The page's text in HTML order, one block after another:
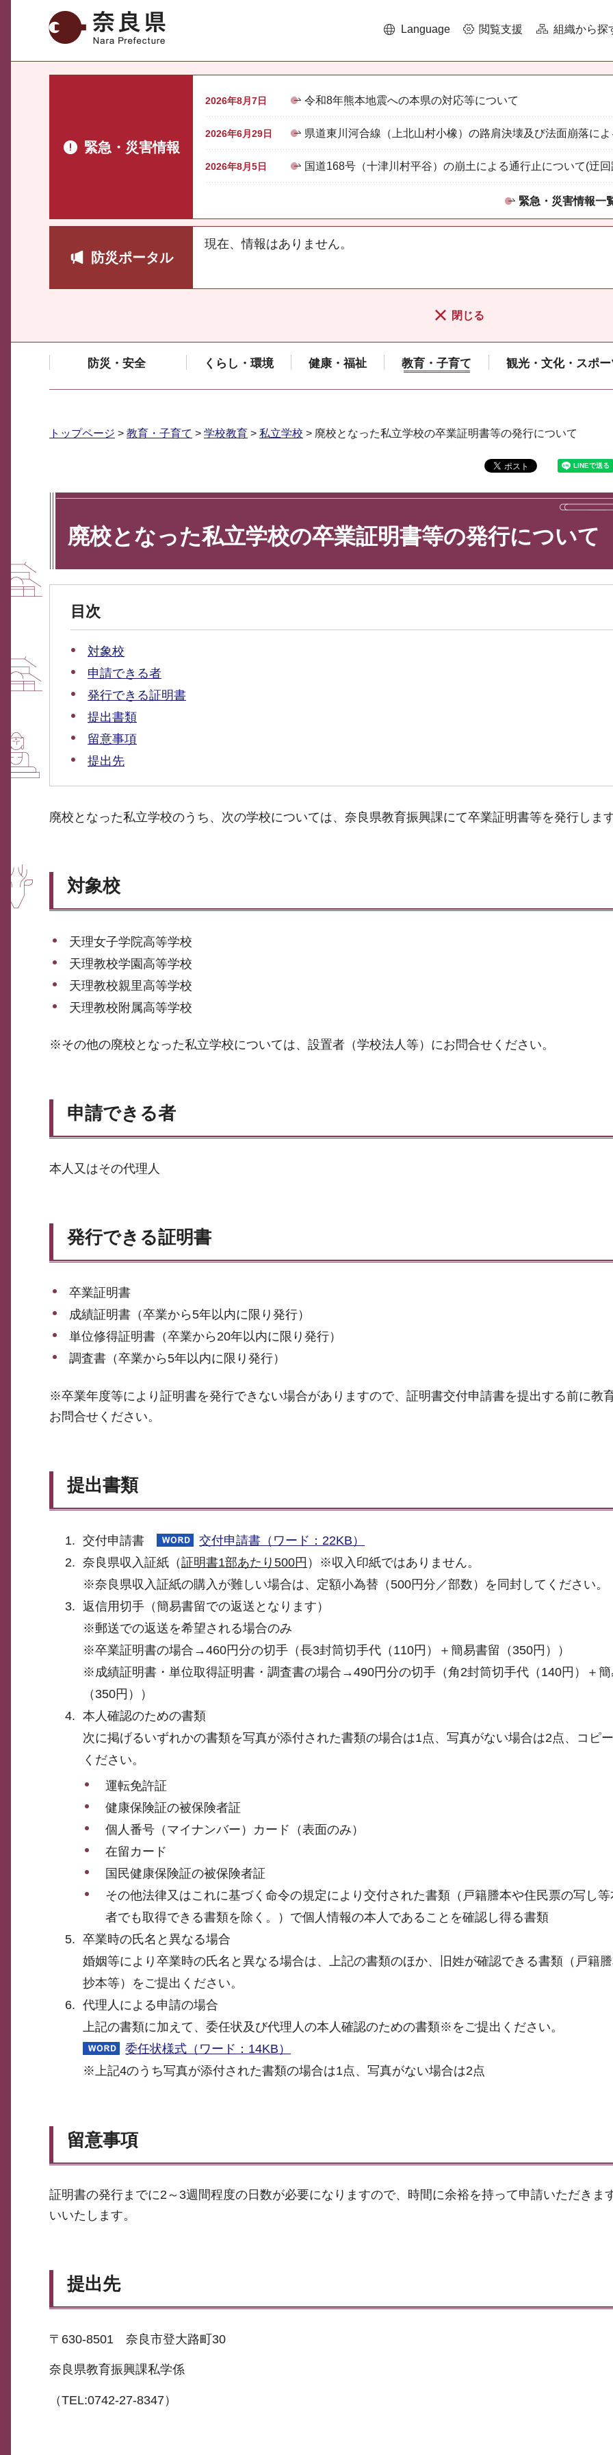
奈良県 Language 閲覧支援 組織から探
緊急・災害情報
2026年8月7日 令和8年熊本地震への本県の対応等について
2026年6月29日 県道東川河合線（上北山村小橡）の路肩決壊及び法面崩落に
2026年8月5日 国道168号（十津川村平谷）の崩土による通行止について(迂
緊急・災害情報一
防災ポータル
現在、情報はありません。
閉じる
防災・安全 くらし・環境 健康・福祉 教育・子育て 観光・文化・スポー
トップページ > 教育・子育て > 学校教育 > 私立学校 > 廃校となった私立学校の卒業証明書等の発行について
廃校となった私立学校の卒業証明書等の発行について
目次
対象校
申請できる者
発行できる証明書
提出書類
留意事項
提出先
廃校となった私立学校のうち、次の学校については、奈良県教育振興課にて卒業証明書等を発行します
対象校
天理女子学院高等学校
天理教校学園高等学校
天理教校親里高等学校
天理教校附属高等学校
※その他の廃校となった私立学校については、設置者（学校法人等）にお問合せください。
申請できる者
本人又はその代理人
発行できる証明書
卒業証明書
成績証明書（卒業から5年以内に限り発行）
単位修得証明書（卒業から20年以内に限り発行）
調査書（卒業から5年以内に限り発行）
※卒業年度等により証明書を発行できない場合がありますので、証明書交付申請書を提出する前に教
お問合せください。
提出書類
交付申請書
交付申請書（ワード：22KB）
奈良県収入証紙（証明書1部あたり500円 ）※収入印紙ではありません。
※奈良県収入証紙の購入が難しい場合は、定額小為替（500円分／部数）を同封してください。
返信用切手（簡易書留での返送となります）
※郵送での返送を希望される場合のみ
※卒業証明書の場合→460円分の切手（長3封筒切手代（110円）＋簡易書留（350円））
※成績証明書・単位取得証明書・調査書の場合→490円分の切手（角2封筒切手代（140円）＋簡
（350円））
本人確認のための書類
次に掲げるいずれかの書類を写真が添付された書類の場合は1点、写真がない場合は2点、コピ
ください。
運転免許証
健康保険証の被保険者証
個人番号（マイナンバー）カード（表面のみ）
在留カード
国民健康保険証の被保険者証
その他法律又はこれに基づく命令の規定により交付された書類（戸籍謄本や住民票の写し
者でも取得できる書類を除く。）で個人情報の本人であることを確認し得る書類
卒業時の氏名と異なる場合
婚姻等により卒業時の氏名と異なる場合は、上記の書類のほか、旧姓が確認できる書類（戸籍
抄本等）をご提出ください。
代理人による申請の場合
上記の書類に加えて、委任状及び代理人の本人確認のための書類※をご提出ください。
委任状様式（ワード：14KB）
※上記4のうち写真が添付された書類の場合は1点、写真がない場合は2点
留意事項
証明書の発行までに2～3週間程度の日数が必要になりますので、時間に余裕を持って申請いただきま
いいたします。
提出先
〒630-8501 奈良市登大路町30
奈良県教育振興課私学係
（TEL:0742-27-8347）